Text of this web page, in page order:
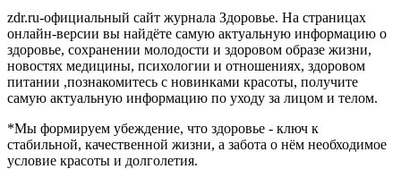
zdr.ru-официальный сайт журнала Здоровье. На страницах
онлайн-версии вы найдёте самую актуальную информацию о
здоровье, сохранении молодости и здоровом образе жизни,
новостях медицины, психологии и отношениях, здоровом
питании ,познакомитесь с новинками красоты, получите
самую актуальную информацию по уходу за лицом и телом.
*Мы формируем убеждение, что здоровье - ключ к
стабильной, качественной жизни, а забота о нём необходимое
условие красоты и долголетия.